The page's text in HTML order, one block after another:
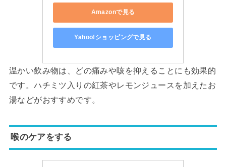
Amazonで見る
Yahoo!ショッピングで見る
温かい飲み物は、どの痛みや咳を抑えることにも効果的
です。ハチミツ入りの紅茶やレモンジュースを加えたお
湯などがおすすめです。
喉のケアをする